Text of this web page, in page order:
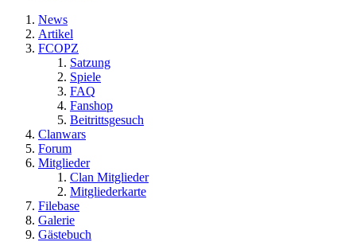
News
Artikel
FCOPZ
Satzung
Spiele
FAQ
Fanshop
Beitrittsgesuch
Clanwars
Forum
Mitglieder
Clan Mitglieder
Mitgliederkarte
Filebase
Galerie
Gästebuch